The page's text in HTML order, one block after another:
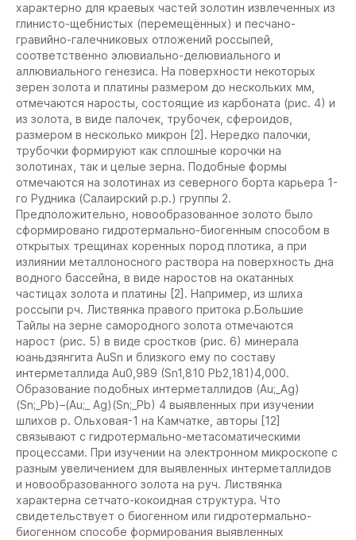
характерно для краевых частей золотин извлеченных из
глинисто-щебнистых (перемещённых) и песчано-
гравийно-галечниковых отложений россыпей,
соответственно элювиально-делювиального и
аллювиального генезиса. На поверхности некоторых
зерен золота и платины размером до нескольких мм,
отмечаются наросты, состоящие из карбоната (рис. 4) и
из золота, в виде палочек, трубочек, сфероидов,
размером в несколько микрон [2]. Нередко палочки,
трубочки формируют как сплошные корочки на
золотинах, так и целые зерна. Подобные формы
отмечаются на золотинах из северного борта карьера 1-
го Рудника (Салаирский р.р.) группы 2.
Предположительно, новообразованное золото было
сформировано гидротермально-биогенным способом в
открытых трещинах коренных пород плотика, а при
излиянии металлоносного раствора на поверхность дна
водного бассейна, в виде наростов на окатанных
частицах золота и платины [2]. Например, из шлиха
россыпи рч. Листвянка правого притока р.Большие
Тайлы на зерне самородного золота отмечаются
нарост (рис. 5) в виде сростков (рис. 6) минерала
юаньдзянгита AuSn и близкого ему по составу
интерметаллида Au0,989 (Sn1,810 Pb2,181)4,000.
Образование подобных интерметаллидов (Au;_Ag)
(Sn;_Pb)–(Au;_ Ag)(Sn;_Pb) 4 выявленных при изучении
шлихов р. Ольховая-1 на Камчатке, авторы [12]
связывают с гидротермально-метасоматическими
процессами. При изучении на электронном микроскопе с
разным увеличением для выявленных интерметаллидов
и новообразованного золота на руч. Листвянка
характерна сетчато-кокоидная структура. Что
свидетельствует о биогенном или гидротермально-
биогенном способе формирования выявленных